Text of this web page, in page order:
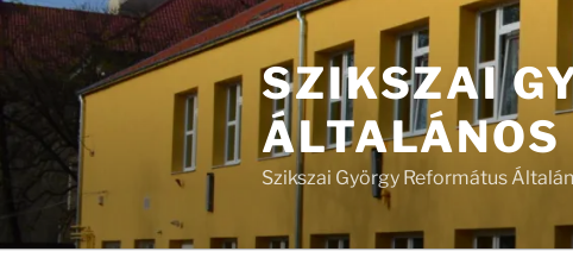
Tartalomhoz
SZIKSZAI
ÁLTALÁNOS
Szikszai György Református